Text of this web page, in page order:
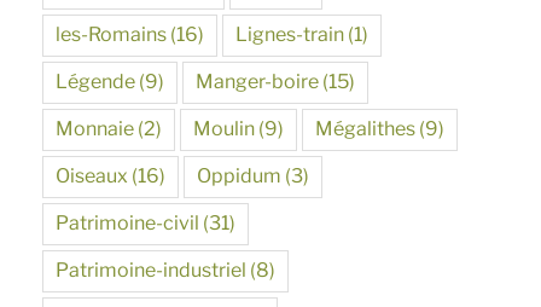
les-Romains (16) Lignes-train (1)
Légende (9) Manger-boire (15)
Monnaie (2) Moulin (9) Mégalithes (9)
Oiseaux (16) Oppidum (3)
Patrimoine-civil (31)
Patrimoine-industriel (8)